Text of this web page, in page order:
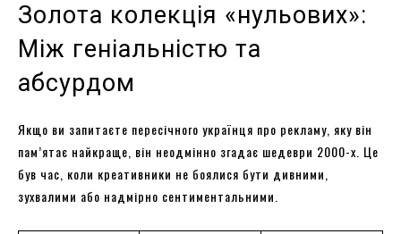
Золота колекція «нульових»:
Між геніальністю та
абсурдом
Якщо ви запитаєте пересічного українця про рекламу, яку він
пам’ятає найкраще, він неодмінно згадає шедеври 2000-х. Це
був час, коли креативники не боялися бути дивними,
зухвалими або надмірно сентиментальними.